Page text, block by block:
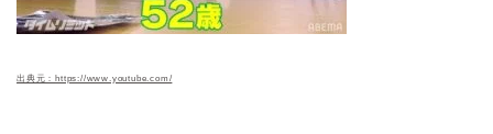
出典元：https://www.youtube.com/